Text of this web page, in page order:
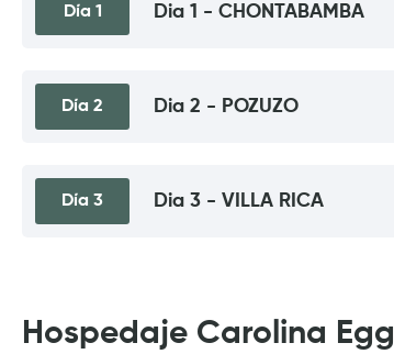
Día 1 Dia 1 - CHONTABAMBA
Día 2 Dia 2 - POZUZO
Día 3 Dia 3 - VILLA RICA
Hospedaje Carolina Egg